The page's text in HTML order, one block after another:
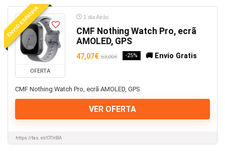
Aspiradores e Robôs
Auriculares e Auscultadores
Auto
Barba e Cabelo
Barcos
Bebé reborn
Bolsa alça
Bolsas térmicas
ENVIO ESPANHA
OFERTA
1 dia Atrás
CMF Nothing Watch Pro, ecrã
AMOLED, GPS
47,07€ 63,00€ -25% 🚚 Envio Gratis
CMF Nothing Watch Pro, ecrã AMOLED, GPS
VER OFERTA
https://fas.st/OTHBA